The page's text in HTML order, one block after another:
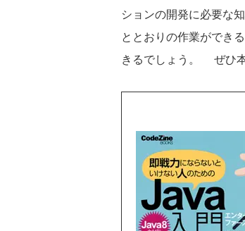
ションの開発に必要な
ととおりの作業ができ
きるでしょう。 ぜひ